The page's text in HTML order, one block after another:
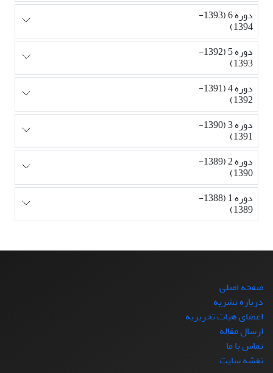
دوره 6 (1393-
1394)
دوره 5 (1392-
1393)
دوره 4 (1391-
1392)
دوره 3 (1390-
1391)
دوره 2 (1389-
1390)
دوره 1 (1388-
1389)
صفحه اصلی
درباره نشریه
اعضای هیات تحریریه
ارسال مقاله
تماس با ما
نقشه سایت